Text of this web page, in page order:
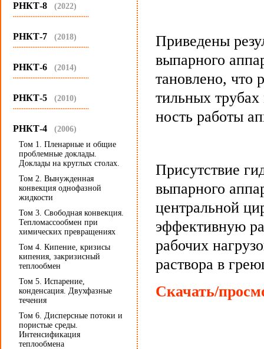
РНКТ-8 (2022)
...........................................
РНКТ-7 (2018)
...........................................
РНКТ-6 (2014)
...........................................
РНКТ-5 (2010)
...........................................
РНКТ-4 (2006)
Том 1. Пленарные и общие
проблемные доклады.
Доклады на круглых столах.
Том 2. Вынужденная
конвекция однофазной
жидкости
Том 3. Свободная конвекция.
Тепломассообмен при
химических превращениях
Том 4. Кипение, кризисы
кипения, закризисный
теплообмен
Том 5. Испарение,
конденсация. Двухфазные
течения
Том 6. Дисперсные потоки и
пористые среды.
Интенсификация
теплообмена
Приведены
выпарного
тановлено, что
тильных
ность работы
Присутствие
выпарного
центральной
эффективную
рабочих
раствора в
Скачать/